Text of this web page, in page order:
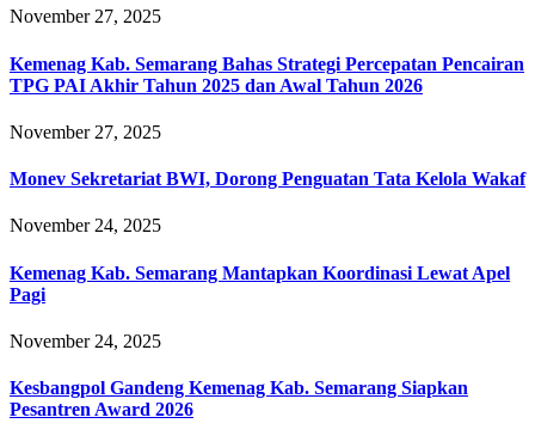
November 27, 2025
Kemenag Kab. Semarang Bahas Strategi Percepatan Pencairan
TPG PAI Akhir Tahun 2025 dan Awal Tahun 2026
November 27, 2025
Monev Sekretariat BWI, Dorong Penguatan Tata Kelola Wakaf
November 24, 2025
Kemenag Kab. Semarang Mantapkan Koordinasi Lewat Apel
Pagi
November 24, 2025
Kesbangpol Gandeng Kemenag Kab. Semarang Siapkan
Pesantren Award 2026